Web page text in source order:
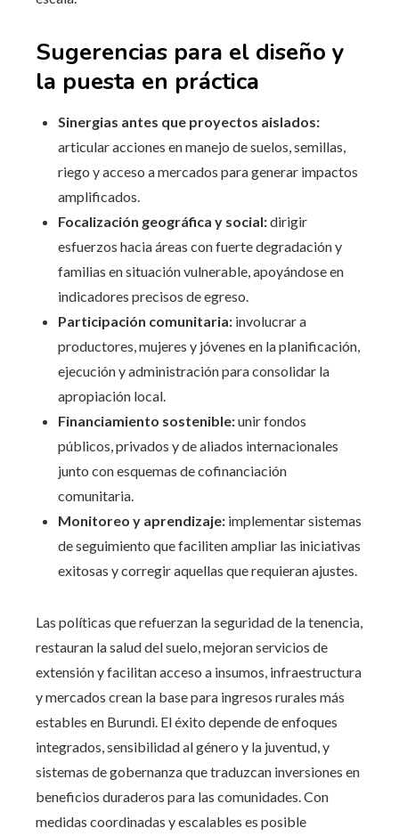
Sugerencias para el diseño y
la puesta en práctica
Sinergias antes que proyectos aislados:
articular acciones en manejo de suelos, semillas,
riego y acceso a mercados para generar impactos
amplificados.
Focalización geográfica y social:dirigir
esfuerzos hacia áreas con fuerte degradación y
familias en situación vulnerable, apoyándose en
indicadores precisos de egreso.
Participación comunitaria: involucrar a
productores, mujeres y jóvenes en la planificación,
ejecución y administración para consolidar la
apropiación local.
Financiamiento sostenible:unir fondos
públicos, privados y de aliados internacionales
junto con esquemas de cofinanciación
comunitaria.
Monitoreo y aprendizaje: implementar sistemas
de seguimiento que faciliten ampliar las iniciativas
exitosas y corregir aquellas que requieran ajustes.
Las políticas que refuerzan la seguridad de la tenencia,
restauran la salud del suelo, mejoran servicios de
extensión y facilitan acceso a insumos, infraestructura
y mercados crean la base para ingresos rurales más
estables en Burundi. El éxito depende de enfoques
integrados, sensibilidad al género y la juventud, y
sistemas de gobernanza que traduzcan inversiones en
beneficios duraderos para las comunidades. Con
medidas coordinadas y escalables es posible